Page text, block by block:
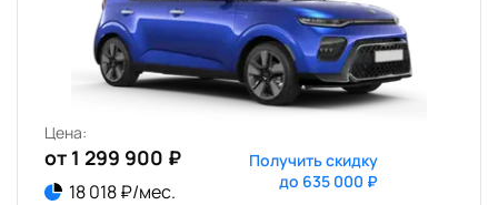
Цена:
от 1 299 900 ₽
18 018 ₽/мес.
Получить скидку
до 635 000 ₽